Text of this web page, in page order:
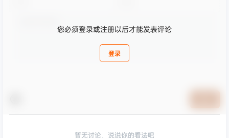
您必须登录或注册以后才能发表评论
登录
暂无讨论，说说你的看法吧